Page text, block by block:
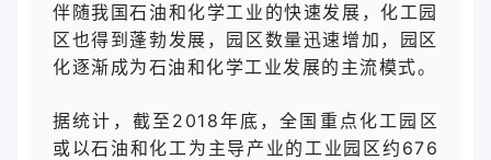
伴随我国石油和化学工业的快速发展，化工园
区也得到蓬勃发展，园区数量迅速增加，园区
化逐渐成为石油和化学工业发展的主流模式。
据统计，截至2018年底，全国重点化工园区
或以石油和化工为主导产业的工业园区约676